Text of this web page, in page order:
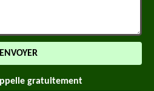
gratuitement